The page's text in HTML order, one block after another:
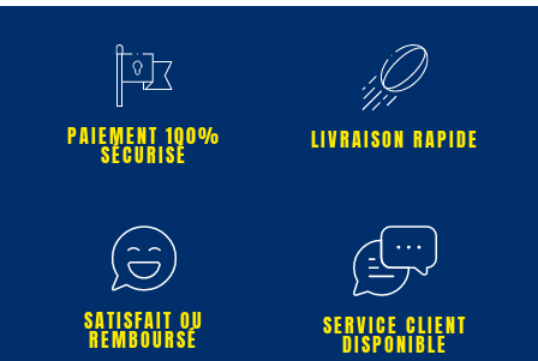
PAIEMENT 100%
SÉCURISÉ
LIVRAISON RAPIDE
SATISFAIT OU
REMBOURSÉ SERVICE CLIENT
DISPONIBLE